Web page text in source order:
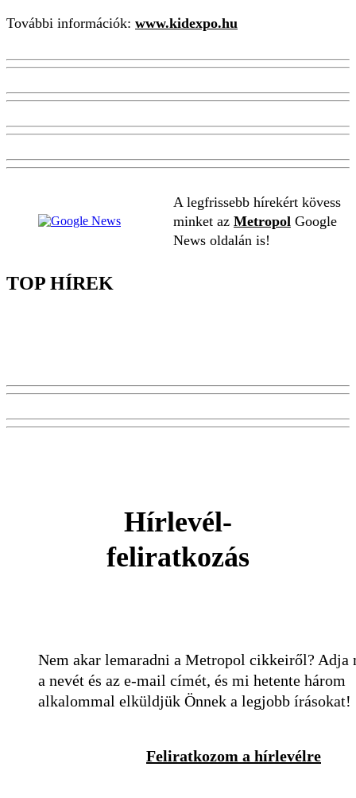
További információk: www.kidexpo.hu
A legfrissebb hírekért kövess
minket az Metropol Google
News oldalán is!
TOP HÍREK
Hírlevél-
feliratkozás
Nem akar lemaradni a Metropol cikkeiről? Adja
a nevét és az e-mail címét, és mi hetente három
alkalommal elküldjük Önnek a legjobb írásokat!
Feliratkozom a hírlevélre